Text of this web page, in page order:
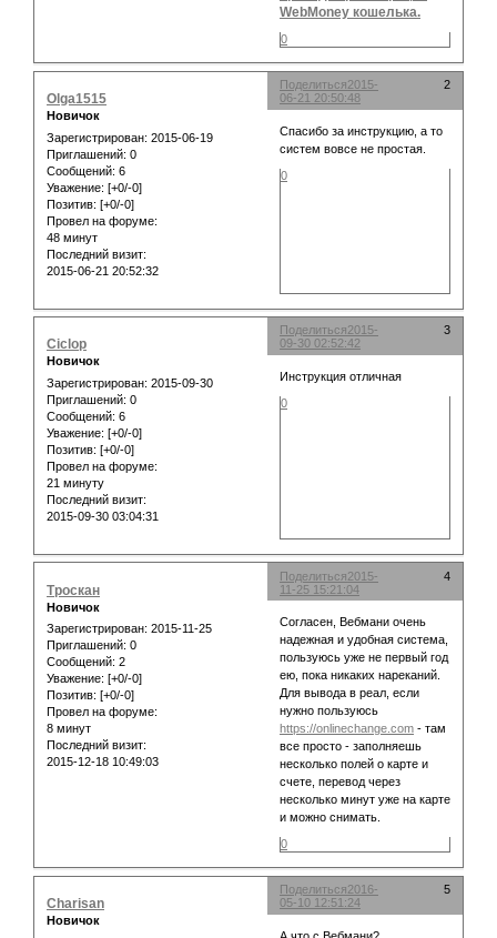
WebMoney кошелька.
0
Поделиться 2
2015-
06-21 20:50:48
Olga1515
Новичок
Зарегистрирован: 2015-06-19
Приглашений: 0
Сообщений: 6
Уважение: [+0/-0]
Позитив: [+0/-0]
Провел на форуме:
48 минут
Последний визит:
2015-06-21 20:52:32
Спасибо за инструкцию, а то
систем вовсе не простая.
0
Поделиться 3
2015-
09-30 02:52:42
Ciclop
Новичок
Зарегистрирован: 2015-09-30
Приглашений: 0
Сообщений: 6
Уважение: [+0/-0]
Позитив: [+0/-0]
Провел на форуме:
21 минуту
Последний визит:
2015-09-30 03:04:31
Инструкция отличная
0
Поделиться 4
2015-
11-25 15:21:04
Троскан
Новичок
Зарегистрирован: 2015-11-25
Приглашений: 0
Сообщений: 2
Уважение: [+0/-0]
Позитив: [+0/-0]
Провел на форуме:
8 минут
Последний визит:
2015-12-18 10:49:03
Согласен, Вебмани очень
надежная и удобная система,
пользуюсь уже не первый год
ею, пока никаких нареканий.
Для вывода в реал, если
нужно пользуюсь
https://onlinechange.com - там
все просто - заполняешь
несколько полей о карте и
счете, перевод через
несколько минут уже на карте
и можно снимать.
0
Поделиться 5
2016-
05-10 12:51:24
Charisan
Новичок